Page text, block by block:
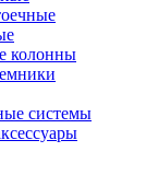
колонны
системы